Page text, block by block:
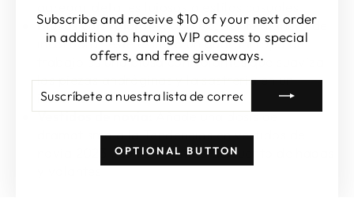
Subscribe and receive $10 of your next order
in addition to having VIP access to special
offers, and free giveaways.
A
NUESTRA
OPTIONAL BUTTON
Blusas con volantes:Una excelente manera de
incorporar este estilo a un guardarropa de
trabajo es una blusa con volantes que suaviza
las piezas andróginas y la sastrería en un
instante.
Vestidos de novia:Añade una dosis de
dramatismo a la Tendencias en vestidos de
, con un vestido de cuento de hadas
y volantes